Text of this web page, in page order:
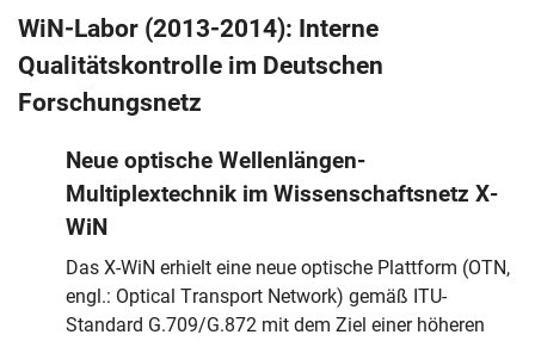
WiN-Labor (2013-2014): Interne
Qualitätskontrolle im Deutschen
Forschungsnetz
Neue optische Wellenlängen-
Multiplextechnik im Wissenschaftsnetz X-
WiN
Das X-WiN erhielt eine neue optische Plattform (OTN,
engl.: Optical Transport Network) gemäß ITU-
Standard G.709/G.872 mit dem Ziel einer höheren